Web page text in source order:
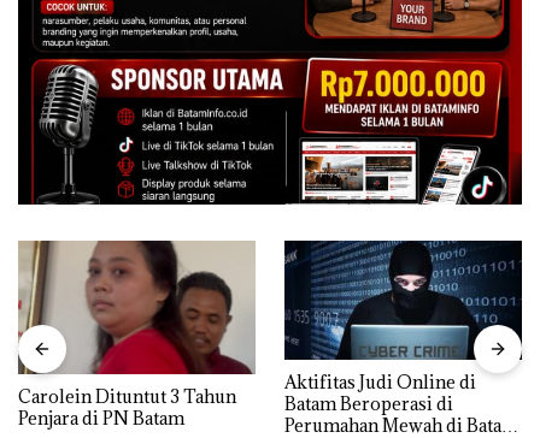
Carolein Dituntut 3 Tahun
Penjara di PN Batam
Aktifitas Judi Online di
Batam Beroperasi di
Perumahan Mewah di Batam